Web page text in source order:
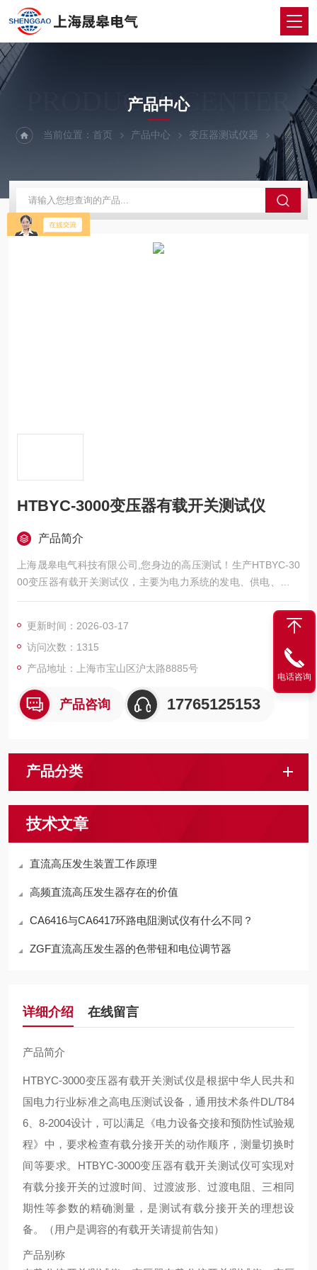
PRODUCTS CENTER
产品中心
当前位置：首页 产品中心 变压器测试仪器 有载开
HTBYC-3000变压器有载开关测试仪
产品简介
上海晟皋电气科技有限公司,您身边的高压测试！生产HTBYC-30
00变压器有载开关测试仪，主要为电力系统的发电、供电、用电
部门，科研机构与电力设备相关的生产企业，提供的高压试验设
更新时间：2026-03-17
访问次数：1315
产品地址：上海市宝山区沪太路8885号
产品咨询 17765125153
产品分类
技术文章
直流高压发生装置工作原理
高频直流高压发生器存在的价值
CA6416与CA6417环路电阻测试仪有什么不同？
ZGF直流高压发生器的色带钮和电位调节器
详细介绍 在线留言
产品简介
HTBYC-3000变压器有载开关测试仪是根据中华人民共和
国电力行业标准之高电压测试设备，通用技术条件DL/T84
6、8-2004设计，可以满足《电力设备交接和预防性试验规
程》中，要求检查有载分接开关的动作顺序，测量切换时
间等要求。HTBYC-3000变压器有载开关测试仪可实现对
有载分接开关的过渡时间、过渡波形、过渡电阻、三相同
期性等参数的精确测量，是测试有载分接开关的理想设
备。（用户是调容的有载开关请提前告知）
产品别称
电话咨询